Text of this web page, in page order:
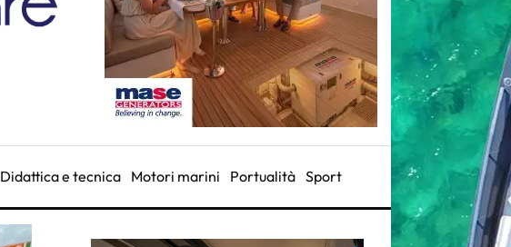
Didattica e tecnica Motori marini Portualità Sport